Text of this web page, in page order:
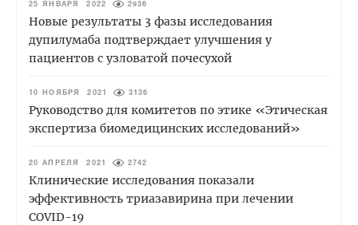
25 ЯНВАРЯ 2022 2936
Новые результаты 3 фазы исследования
дупилумаба подтверждает улучшения у
пациентов с узловатой почесухой
10 НОЯБРЯ 2021 3136
Руководство для комитетов по этике «Этическая
экспертиза биомедицинских исследований»
20 АПРЕЛЯ 2021 2742
Клинические исследования показали
эффективность триазавирина при лечении
COVID-19